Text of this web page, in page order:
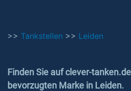
>> Tankstellen >> Leiden
Finden Sie auf clever-
bevorzugten Marke in Leiden.